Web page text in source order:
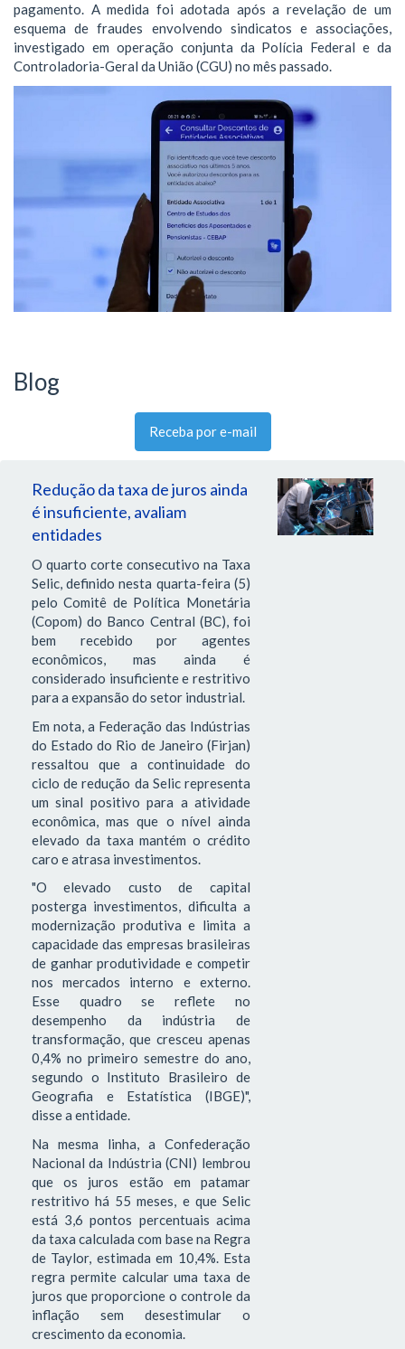
pagamento. A medida foi adotada após a revelação de um
esquema de fraudes envolvendo sindicatos e associações,
investigado em operação conjunta da Polícia Federal e da
Controladoria-Geral da União (CGU) no mês passado.
Blog
Receba por e-mail
Redução da taxa de juros ainda
é insuficiente, avaliam
entidades
O quarto corte consecutivo na Taxa
Selic, definido nesta quarta-feira (5)
pelo Comitê de Política Monetária
(Copom) do Banco Central (BC), foi
bem recebido por agentes
econômicos, mas ainda é
considerado insuficiente e restritivo
para a expansão do setor industrial.
Em nota, a Federação das Indústrias
do Estado do Rio de Janeiro (Firjan)
ressaltou que a continuidade do
ciclo de redução da Selic representa
um sinal positivo para a atividade
econômica, mas que o nível ainda
elevado da taxa mantém o crédito
caro e atrasa investimentos.
"O elevado custo de capital
posterga investimentos, dificulta a
modernização produtiva e limita a
capacidade das empresas brasileiras
de ganhar produtividade e competir
nos mercados interno e externo.
Esse quadro se reflete no
desempenho da indústria de
transformação, que cresceu apenas
0,4% no primeiro semestre do ano,
segundo o Instituto Brasileiro de
Geografia e Estatística (IBGE)",
disse a entidade.
Na mesma linha, a Confederação
Nacional da Indústria (CNI) lembrou
que os juros estão em patamar
restritivo há 55 meses, e que Selic
está 3,6 pontos percentuais acima
da taxa calculada com base na Regra
de Taylor, estimada em 10,4%. Esta
regra permite calcular uma taxa de
juros que proporcione o controle da
inflação sem desestimular o
crescimento da economia.